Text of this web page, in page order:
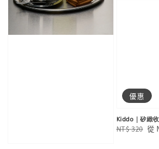
優惠
Kiddo｜矽緻
Regular
NT$ 320 從